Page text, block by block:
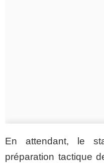
En attendant, le
préparation tactique